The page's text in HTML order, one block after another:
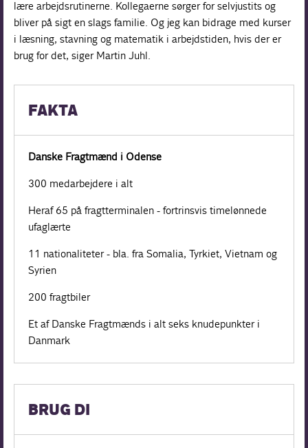
lære arbejdsrutinerne. Kollegaerne sørger for selvjustits og
bliver på sigt en slags familie. Og jeg kan bidrage med kurser
i læsning, stavning og matematik i arbejdstiden, hvis der er
brug for det, siger Martin Juhl.
FAKTA
Danske Fragtmænd i Odense
300 medarbejdere i alt
Heraf 65 på fragtterminalen - fortrinsvis timelønnede
ufaglærte
11 nationaliteter - bla. fra Somalia, Tyrkiet, Vietnam og
Syrien
200 fragtbiler
Et af Danske Fragtmænds i alt seks knudepunkter i
Danmark
BRUG DI